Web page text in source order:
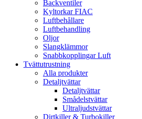
Backventiler
Kyltorkar FIAC
Luftbehållare
Luftbehandling
Oljor
Slangklämmor
Snabbkopplingar Luft
Tvättutrustning
Alla produkter
Detaljtvättar
Detaljtvättar
Smådelstvättar
Ultraljudstvättar
Dirtkiller & Turbokiller